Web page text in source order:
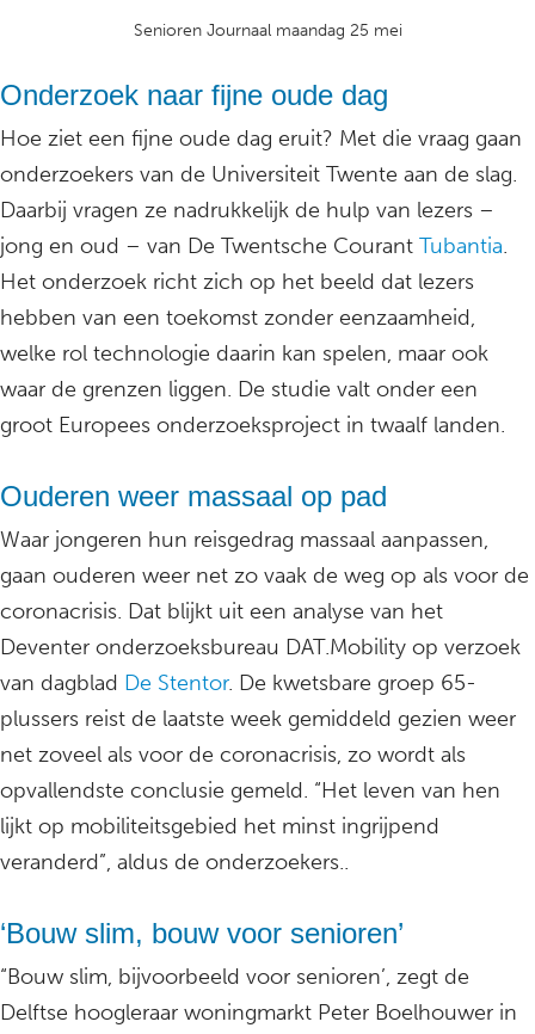
Senioren Journaal maandag 25 mei
Onderzoek naar fijne oude dag
Hoe ziet een fijne oude dag eruit? Met die vraag gaan
onderzoekers van de Universiteit Twente aan de slag.
Daarbij vragen ze nadrukkelijk de hulp van lezers –
jong en oud – van De Twentsche Courant Tubantia.
Het onderzoek richt zich op het beeld dat lezers
hebben van een toekomst zonder eenzaamheid,
welke rol technologie daarin kan spelen, maar ook
waar de grenzen liggen. De studie valt onder een
groot Europees onderzoeksproject in twaalf landen.
Ouderen weer massaal op pad
Waar jongeren hun reisgedrag massaal aanpassen,
gaan ouderen weer net zo vaak de weg op als voor de
coronacrisis. Dat blijkt uit een analyse van het
Deventer onderzoeksbureau DAT.Mobility op verzoek
van dagblad De Stentor. De kwetsbare groep 65-
plussers reist de laatste week gemiddeld gezien weer
net zoveel als voor de coronacrisis, zo wordt als
opvallendste conclusie gemeld. “Het leven van hen
lijkt op mobiliteitsgebied het minst ingrijpend
veranderd”, aldus de onderzoekers..
‘Bouw slim, bouw voor senioren’
“Bouw slim, bijvoorbeeld voor senioren’, zegt de
Delftse hoogleraar woningmarkt Peter Boelhouwer in